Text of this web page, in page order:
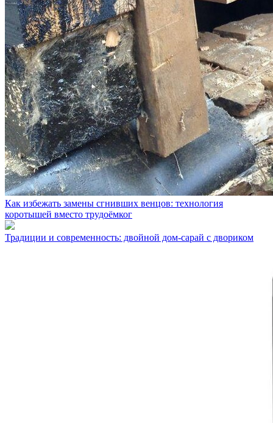
Как избежать замены сгнивших венцов: технология
коротышей вместо трудоёмког
Традиции и современность: двойной дом-сарай с двориком